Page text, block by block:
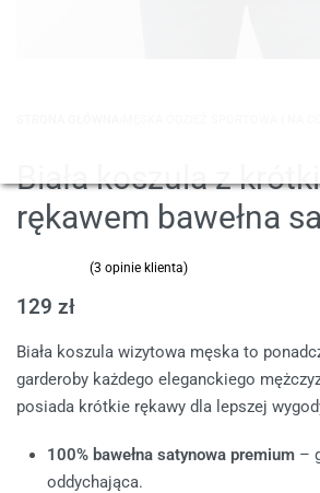
Biała koszula z
rękawem bawełna
(3 opinie klienta)
129 zł
Biała koszula wizytowa męska to
garderoby każdego eleganckiego
posiada krótkie rękawy dla lepszej
100% bawełna satynowa premium –
oddychająca.